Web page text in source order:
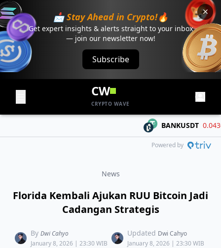
📩 Stay Ahead in Crypto!🔥
Get expert insights & alerts straight to your inbox
— join our newsletter now!
Subscribe
CW
CRYPTO WAVE
BANKUSDT 0.04303
Powered by
News
Florida Kembali Ajukan RUU Bitcoin Jadi
Cadangan Strategis
By Dwi Cahyo
January 8, 2026 | 23:30 WIB
Updated Dwi Cahyo
January 8, 2026 | 23:30 WIB